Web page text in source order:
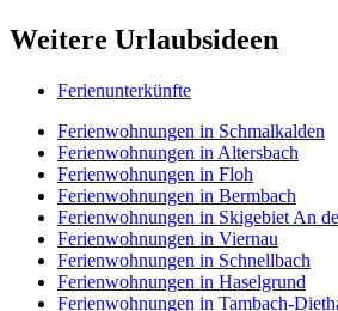
Weitere Urlaubsideen
Ferienunterkünfte
Ferienwohnungen in Schmalkalden
Ferienwohnungen in Altersbach
Ferienwohnungen in Floh
Ferienwohnungen in Bermbach
Ferienwohnungen in Skigebiet An
Ferienwohnungen in Viernau
Ferienwohnungen in Schnellbach
Ferienwohnungen in Haselgrund
Ferienwohnungen in Tambach-